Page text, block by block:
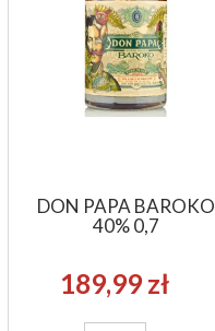
DON PAPA BAROKO
40% 0,7
189,99 zł